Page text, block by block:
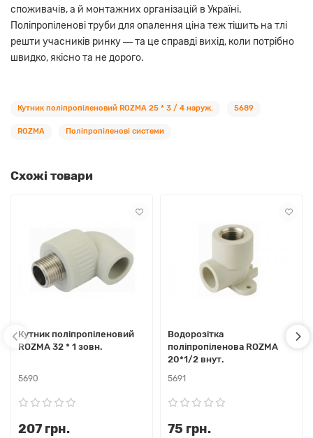
споживачів, а й монтажних організацій в Україні.
Поліпропіленові труби для опалення ціна теж тішить на тлі
решти учасників ринку ― та це справді вихід, коли потрібно
швидко, якісно та не дорого.
Кутник поліпропіленовий ROZMA 25 * 3 / 4 наруж. 5689
ROZMA Поліпропіленові системи
Схожі товари
Кутник поліпропіленовий
ROZMA 32 * 1 зовн.
5690
207 грн.
Водорозітка
поліпропіленова ROZMA
20*1/2 внут.
5691
75 грн.